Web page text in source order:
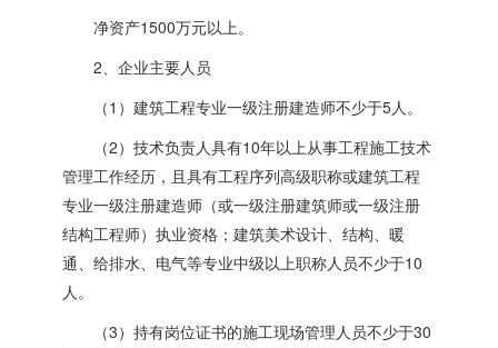
净资产1500万元以上。
2、企业主要人员
（1）建筑工程专业一级注册建造师不少于5人。
（2）技术负责人具有10年以上从事工程施工技术
管理工作经历，且具有工程序列高级职称或建筑工程
专业一级注册建造师（或一级注册建筑师或一级注册
结构工程师）执业资格；建筑美术设计、结构、暖
通、给排水、电气等专业中级以上职称人员不少于10
人。
（3）持有岗位证书的施工现场管理人员不少于30